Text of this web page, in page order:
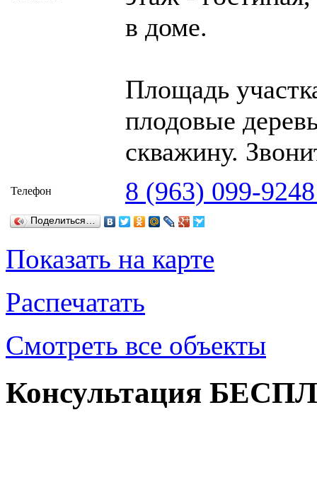
в доме.
Площадь
плодовые
скважину.
Телефон 8 (963) 099-
Поделиться…
Показать на карте
Распечатать
Смотреть все объекты
Консультация